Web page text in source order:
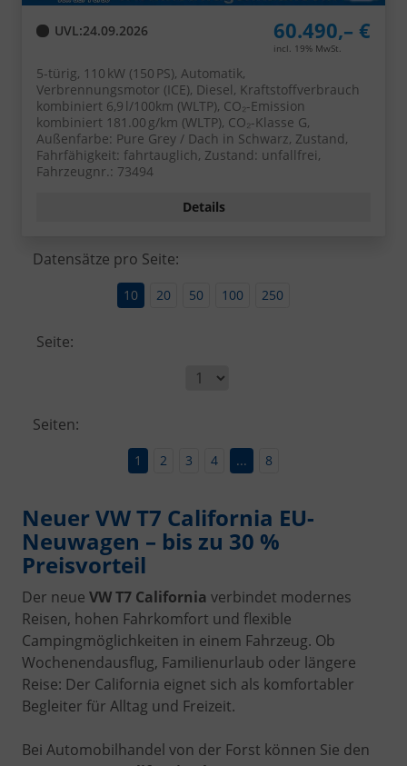
UVL:24.09.2026 60.490,– €
incl. 19% MwSt.
5-türig, 110 kW (150 PS), Automatik,
Verbrennungsmotor (ICE), Diesel, Kraftstoffverbrauch
kombiniert 6,9 l/100km (WLTP), CO₂-Emission
kombiniert 181.00 g/km (WLTP), CO₂-Klasse G,
Außenfarbe: Pure Grey / Dach in Schwarz, Zustand,
Fahrfähigkeit: fahrtauglich, Zustand: unfallfrei,
Fahrzeugnr.: 73494
Details
Datensätze pro Seite:
10 20 50 100 250
Seite:
Seiten:
1 2 3 4 ... 8
Neuer VW T7 California EU-
Neuwagen – bis zu 30 %
Preisvorteil
Der neue VW T7 California verbindet modernes
Reisen, hohen Fahrkomfort und flexible
Campingmöglichkeiten in einem Fahrzeug. Ob
Wochenendausflug, Familienurlaub oder längere
Reise: Der California eignet sich als komfortabler
Begleiter für Alltag und Freizeit.
Bei Automobilhandel von der Forst können Sie den